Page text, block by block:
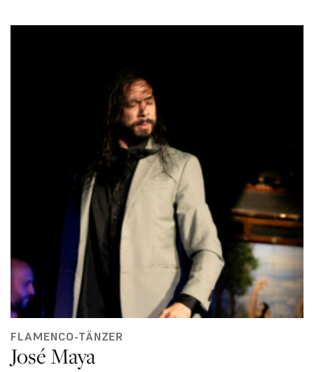
FLAMENCO-TÄNZER
José Maya